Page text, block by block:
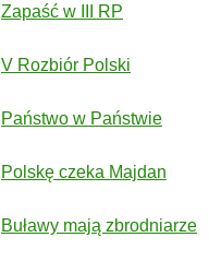
Zapaść w III RP
V Rozbiór Polski
Państwo w Państwie
Polskę czeka Majdan
Buławy mają zbrodniarze